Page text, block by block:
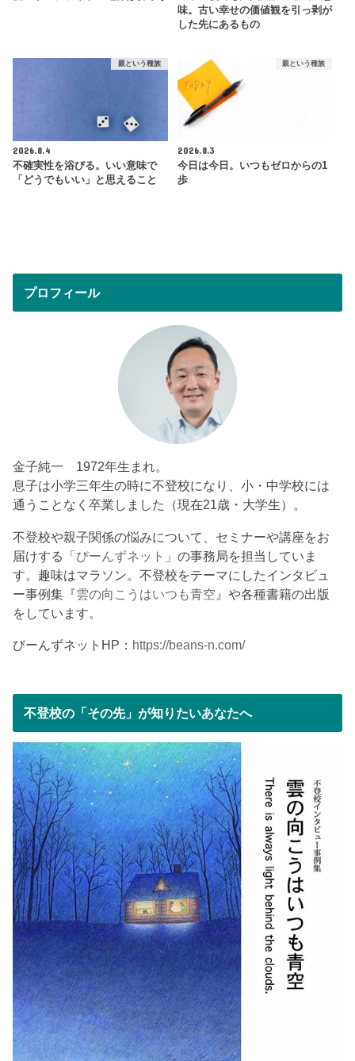
味。古い幸せの価値観を引っ剥が
した先にあるもの
親という種族
2026.8.4
不確実性を浴びる。いい意味で
「どうでもいい」と思えること
親という種族
2026.8.3
今日は今日。いつもゼロからの1
歩
プロフィール
金子純一 1972年生まれ。
息子は小学三年生の時に不登校になり、小・中学校には
通うことなく卒業しました（現在21歳・大学生）。
不登校や親子関係の悩みについて、セミナーや講座をお
届けする「びーんずネット 」の事務局を担当していま
す。趣味はマラソン。不登校をテーマにしたインタビュ
ー事例集『雲の向こうはいつも青空 』や各種書籍の出版
をしています。
びーんずネットHP： https://beans-n.com/
不登校の「その先」が知りたいあなたへ